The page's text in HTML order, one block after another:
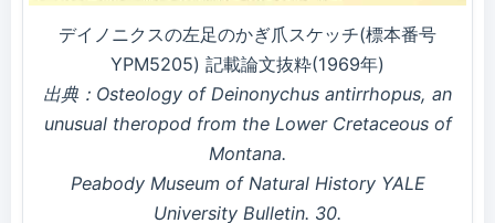
デイノニクスの左足のかぎ爪スケッチ(標本番号
YPM5205) 記載論文抜粋(1969年)
出典：Osteology of Deinonychus antirrhopus, an
unusual theropod from the Lower Cretaceous of
Montana.
Peabody Museum of Natural History YALE
University Bulletin. 30.